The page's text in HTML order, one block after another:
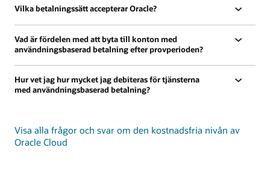
Vilka betalningssätt accepterar Oracle?
Vad är fördelen med att byta till konton med
användningsbaserad betalning efter provperioden?
Hur vet jag hur mycket jag debiteras för tjänsterna
med användningsbaserad betalning?
Visa alla frågor och svar om den kostnadsfria nivån av
Oracle Cloud